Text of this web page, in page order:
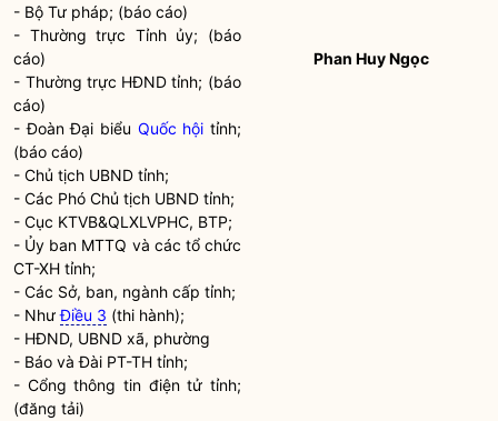
- Bộ Tư pháp; (báo cáo)
- Thường trực Tỉnh ủy; (báo
cáo)
- Thường trực HĐND tỉnh; (báo
cáo)
- Đoàn Đại biểu Quốc hội tỉnh;
(báo cáo)
- Chủ tịch UBND tỉnh;
- Các Phó Chủ tịch UBND tỉnh;
- Cục KTVB&QLXLVPHC, BTP;
- Ủy ban MTTQ và các tổ chức
CT-XH tỉnh;
- Các Sở, ban, ngành cấp tỉnh;
- NhưĐiều 3 (thi hành);
- HĐND, UBND xã, phường
- Báo và Đài PT-TH tỉnh;
- Cổng thông tin điện tử tỉnh;
(đăng tải)
Phan Huy Ngọc